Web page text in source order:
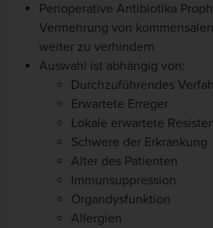
Perioperative Antibiotika
Vermehrung von
weiter zu verhindern
Auswahl ist abhängig von:
Durchzuführendes
Erwartete Erreger
Lokale erwartete
Schwere der Erkrankung
Alter des Patienten
Immunsuppression
Organdysfunktion
Allergien